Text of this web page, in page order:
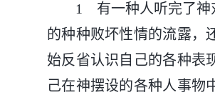
1 有一种人听完了神
的种种败坏性情的流露，
始反省认识自己的各种表
己在神摆设的各种人事物